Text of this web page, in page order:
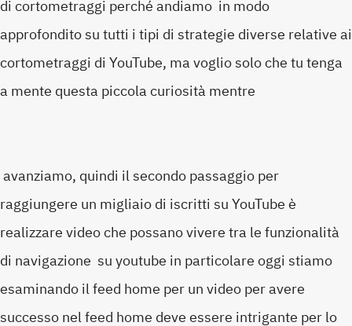
di cortometraggi perché andiamo in modo
approfondito su tutti i tipi di strategie diverse relative ai
cortometraggi di YouTube, ma voglio solo che tu tenga
a mente questa piccola curiosità mentre
avanziamo, quindi il secondo passaggio per
raggiungere un migliaio di iscritti su YouTube è
realizzare video che possano vivere tra le funzionalità
di navigazione su youtube in particolare oggi stiamo
esaminando il feed home per un video per avere
successo nel feed home deve essere intrigante per lo